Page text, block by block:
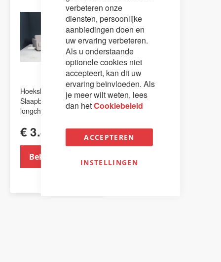
verbeteren onze
diensten, persoonlijke
aanbiedingen doen en
uw ervaring verbeteren.
Als u onderstaande
optionele cookies niet
accepteert, kan dit uw
ervaring beïnvloeden. Als
je meer wilt weten, lees
dan hetCookiebeleid
ACCEPTEREN
INSTELLINGEN
Hoekslaapbank /
Slaapbank met
longchair - Bed inside
€ 3.850,00
Bekijk product